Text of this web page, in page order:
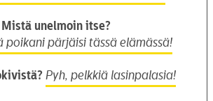
Mistä unelmoin itse?
poikani pärjäisi tässä elämässä!
Pyh, pelkkiä lasinpalasia!